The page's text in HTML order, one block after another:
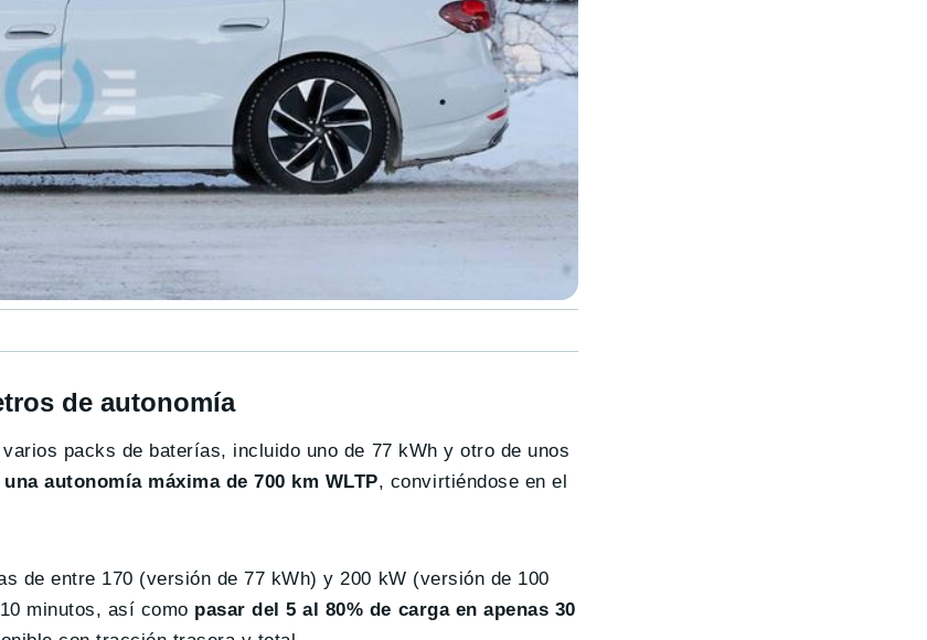
de autonomía
packs de baterías, incluido uno de 77 kWh y otro de unos
autonomía máxima de 700 km WLTP, convirtiéndose en el
de entre 170 (versión de 77 kWh) y 200 kW (versión de 100
minutos, así como pasar del 5 al 80% de carga en apenas 30